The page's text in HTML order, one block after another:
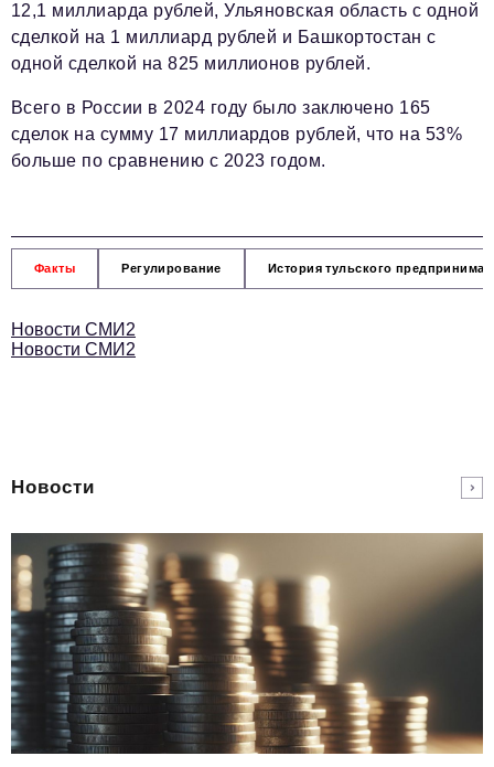
12,1 миллиарда рублей, Ульяновская область с одной
сделкой на 1 миллиард рублей и Башкортостан с
одной сделкой на 825 миллионов рублей.
Всего в России в 2024 году было заключено 165
сделок на сумму 17 миллиардов рублей, что на 53%
больше по сравнению с 2023 годом.
Факты Регулирование История тульского
Новости СМИ2
Новости СМИ2
Новости